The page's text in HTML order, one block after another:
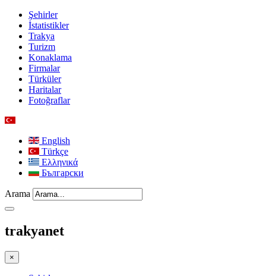
Şehirler
İstatistikler
Trakya
Turizm
Konaklama
Firmalar
Türküler
Haritalar
Fotoğraflar
English
Türkçe
Ελληνικά
Български
Arama
trakyanet
×